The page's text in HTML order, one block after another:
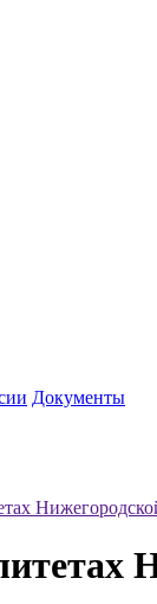
Документы